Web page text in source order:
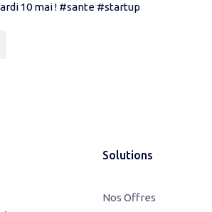
10 mai ! #sante #startup
Solutions
Nos Offres